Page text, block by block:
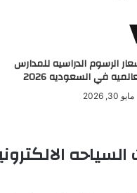
الرسوم الدراسيه للمدارس
في السعوديه 2026
مايو 30, 2026
السياحه